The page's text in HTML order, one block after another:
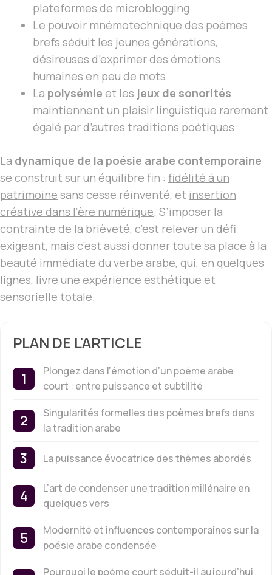
plateformes de microblogging
Le pouvoir mnémotechnique des poèmes
brefs séduit les jeunes générations,
désireuses d’exprimer des émotions
humaines en peu de mots
La polysémie et les jeux de sonorités
maintiennent un plaisir linguistique rarement
égalé par d’autres traditions poétiques
La dynamique de la poésie arabe contemporaine
se construit sur un équilibre fin : fidélité à un
patrimoine sans cesse réinventé, et insertion
créative dans l’ère numérique. S’imposer la
contrainte de la brièveté, c’est relever un défi
exigeant, mais c’est aussi donner toute sa place à la
beauté immédiate du verbe arabe, qui, en quelques
lignes, livre une expérience esthétique et
sensorielle totale.
PLAN DE L'ARTICLE
Plongez dans l’émotion d’un poème arabe
court : entre puissance et subtilité
Singularités formelles des poèmes brefs dans
la tradition arabe
La puissance évocatrice des thèmes abordés
L’art de condenser une tradition millénaire en
quelques vers
Modernité et influences contemporaines sur la
poésie arabe condensée
Pourquoi le poème court séduit-il aujourd’hui